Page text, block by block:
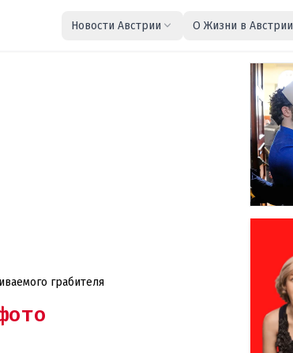
Новости Австрии О Жизни в Австрии
грабителя